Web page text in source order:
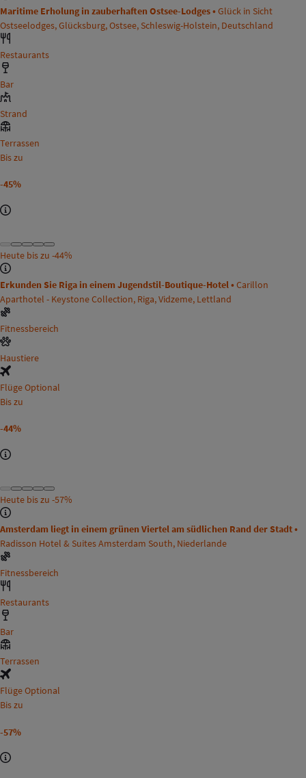
Maritime Erholung in zauberhaften Ostsee-Lodges • Glück in Sicht
Ostseelodges, Glücksburg, Ostsee, Schleswig-Holstein, Deutschland
Restaurants
Bar
Strand
Terrassen
Bis zu
-45%
Heute bis zu -44%
Erkunden Sie Riga in einem Jugendstil-Boutique-Hotel • Carillon
Aparthotel - Keystone Collection, Riga, Vidzeme, Lettland
Fitnessbereich
Haustiere
Flüge Optional
Bis zu
-44%
Heute bis zu -57%
Amsterdam liegt in einem grünen Viertel am südlichen Rand der Stadt •
Radisson Hotel & Suites Amsterdam South, Niederlande
Fitnessbereich
Restaurants
Bar
Terrassen
Flüge Optional
Bis zu
-57%